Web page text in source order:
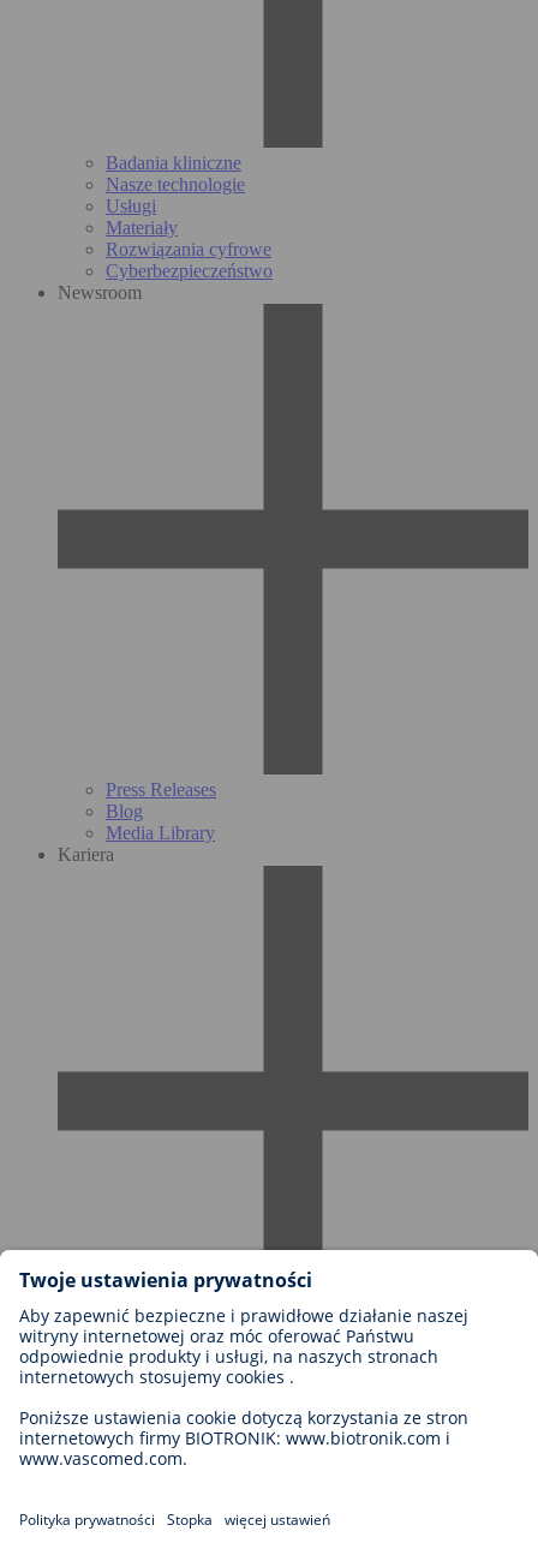
Badania kliniczne
Nasze technologie
Usługi
Materiały
Rozwiązania cyfrowe
Cyberbezpieczeństwo
Newsroom
Press Releases
Blog
Media Library
Kariera
Możliwości kariery w firmie BIOTRONIK
Szczeble kariery
Aplikacja
Możliwości rozwoju kariery